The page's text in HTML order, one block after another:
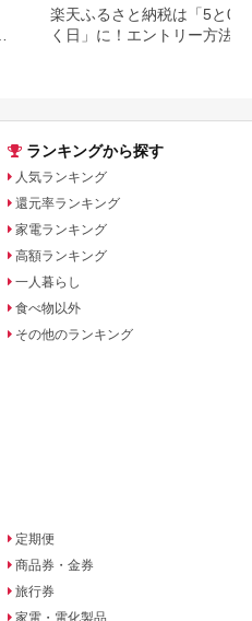
楽天ふるさと納税は「5と0
く日」に！エントリー方法や
ランキングから探す
人気ランキング
還元率ランキング
家電ランキング
高額ランキング
一人暮らし
食べ物以外
その他のランキング
定期便
商品券・金券
旅行券
家電・電化製品